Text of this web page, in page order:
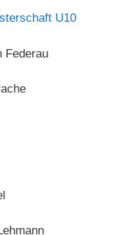
U10
Federau